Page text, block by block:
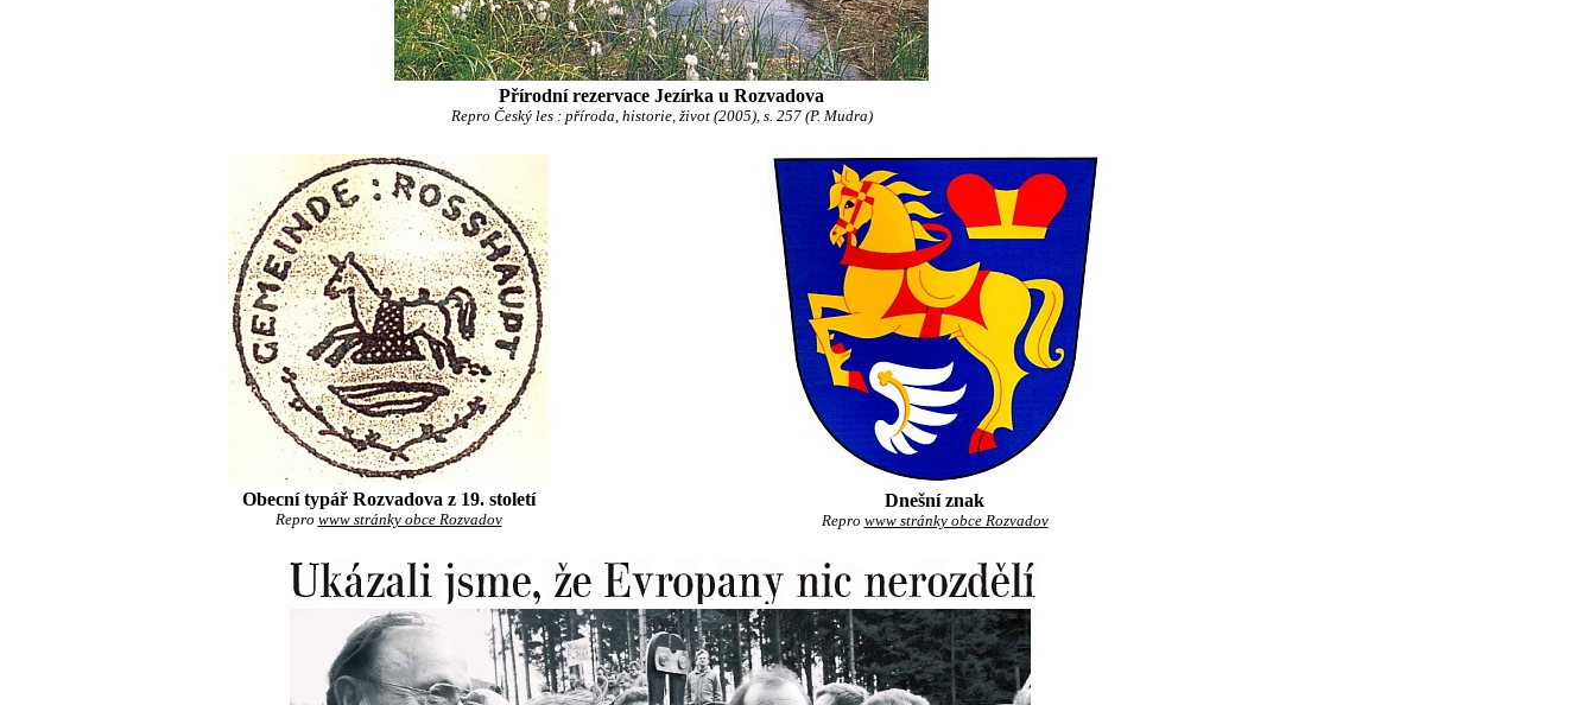
Přírodní rezervace Jezírka u Rozvadova
Repro Český les : příroda, historie, život (2005), s. 257 (P. Mudra)
Obecní typář Rozvadova z 19. století
Repro www stránky obce Rozvadov
Dnešní znak
Repro www stránky obce Rozvadov